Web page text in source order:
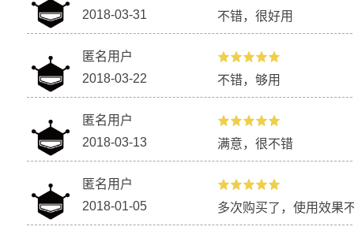
2018-03-31
不错，很好用
匿名用户
2018-03-22
不错，够用
匿名用户
2018-03-13
满意，很不错
匿名用户
2018-01-05
多次购买了，使用效果